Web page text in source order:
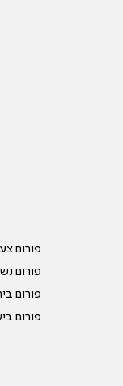
פורום
פורום
פורום
פורום